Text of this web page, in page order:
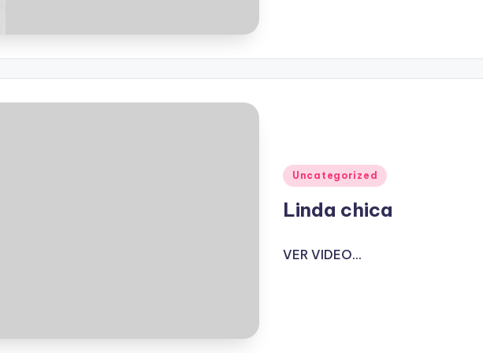
Publicado
Uncategorized
Linda chica
VER VIDEO...